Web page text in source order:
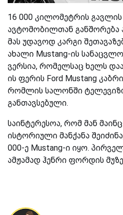
16 000 კილომეტრის გავლის
ავტომობილთან განშორება
მას უდავოდ კარგი
ახალი Mustang-ის
ვერსია, რომელსაც ხელს
ის ფერის Ford Mustang
რომლის სალონში
განთავსებული.
საინტერესოა, რომ მან
ისტორიული მანქანა
000-ე Mustang-ი იყო.
ამჟამად ჰენრი ფორდის